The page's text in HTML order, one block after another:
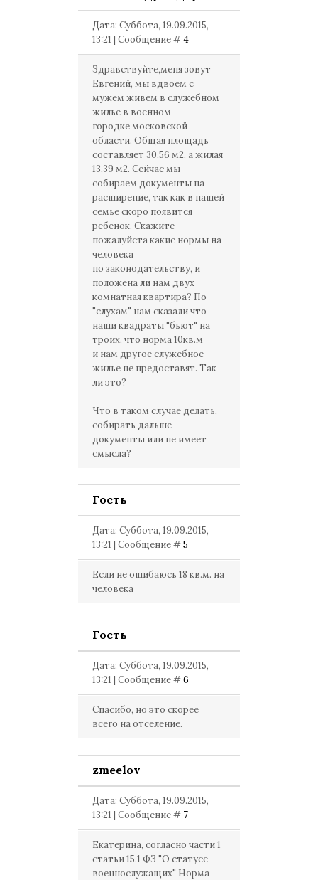
Дата: Суббота, 19.09.2015,
13:21 | Сообщение #4
Здравствуйте,меня зовут
Евгений, мы вдвоем с
мужем живем в служебном
жилье в военном
городке московской
области. Общая площадь
составляет 30,56 м2, а жилая
13,39 м2. Сейчас мы
собираем документы на
расширение, так как в нашей
семье скоро появится
ребенок. Скажите
пожалуйста какие нормы на
человека
по законодательству, и
положена ли нам двух
комнатная квартира? По
"слухам" нам сказали что
наши квадраты "бьют" на
троих, что норма 10кв.м
и нам другое служебное
жилье не предоставят. Так
ли это?
Что в таком случае делать,
собирать дальше
документы или не имеет
смысла?
Гость
Дата: Суббота, 19.09.2015,
13:21 | Сообщение #5
Если не ошибаюсь 18 кв.м. на
человека
Гость
Дата: Суббота, 19.09.2015,
13:21 | Сообщение #6
Спасибо, но это скорее
всего на отселение.
zmeelov
Дата: Суббота, 19.09.2015,
13:21 | Сообщение # 7
Екатерина, согласно части 1
статьи 15.1 ФЗ "О статусе
военнослужащих" Норма